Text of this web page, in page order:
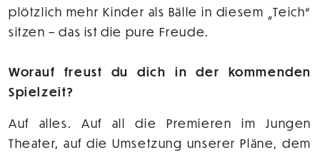
plötzlich mehr Kinder als Bälle in diesem „Teich“
sitzen – das ist die pure Freude.
Worauf freust du dich in der kommenden
Spielzeit?
Auf alles. Auf all die Premieren im Jungen
Theater, auf die Umsetzung unserer Pläne, dem